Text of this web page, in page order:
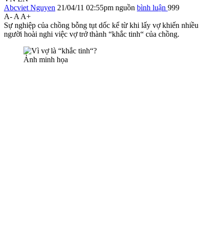
Abcviet Nguyen 21/04/11 02:55pm nguồn bình luận 999
A- A A+
Sự nghiệp của chồng bỗng tụt dốc kể từ khi lấy vợ khiến nhiều
người hoài nghi việc vợ trở thành “khắc tinh“ của chồng.
Ảnh minh họa